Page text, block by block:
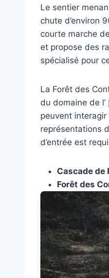
Le sentier
chute d’environ
courte marche
et propose des
spécialisé pour
La Forêt des
du domaine de l’
peuvent
représentations
d’entrée est
Cascade de
Forêt des